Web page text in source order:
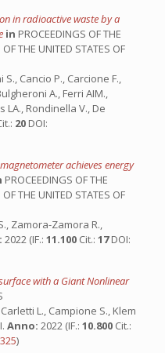
in radioactive waste by a
in PROCEEDINGS OF THE
THE UNITED STATES OF
Cancio P., Carcione F.,
A., Ferri AIM.,
Rondinella V., De
20 DOI:
achieves energy
PROCEEDINGS OF THE
THE UNITED STATES OF
Zamora-Zamora R.,
2022 (IF.: 11.100 Cit.: 17DOI:
with a Giant Nonlinear
L., Campione S., Klem
Anno: 2022 (IF.: 10.800 Cit.:
)